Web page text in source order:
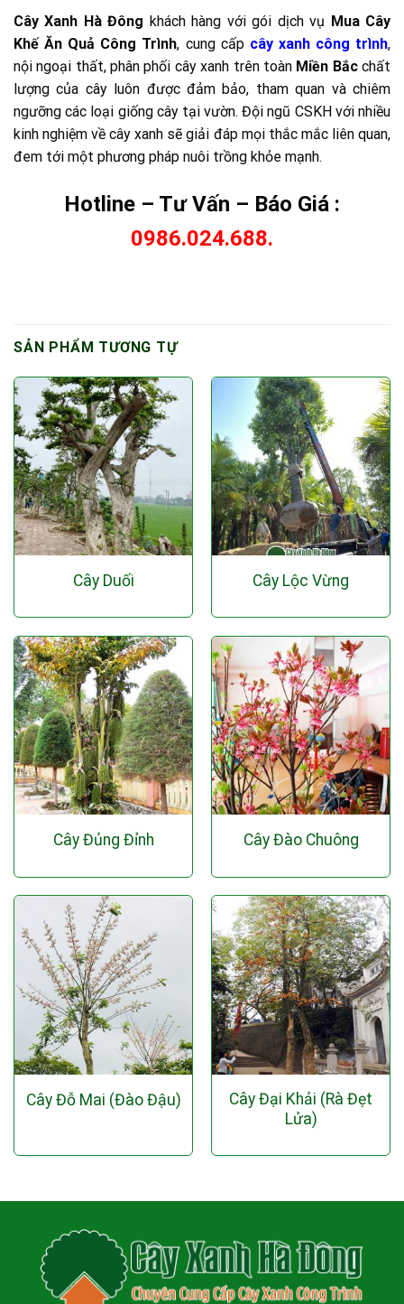
Cây Xanh Hà Đông khách hàng với gói dịch vụ Mua Cây
Khế Ăn Quả Công Trình, cung cấp cây xanh công trình,
nội ngoại thất, phân phối cây xanh trên toàn Miền Bắcchất
lượng của cây luôn được đảm bảo, tham quan và chiêm
ngưỡng các loại giống cây tại vườn. Đội ngũ CSKH với nhiều
kinh nghiệm về cây xanh sẽ giải đáp mọi thắc mắc liên quan,
đem tới một phương pháp nuôi trồng khỏe mạnh.
Hotline – Tư Vấn – Báo Giá :
0986.024.688.
SẢN PHẨM TƯƠNG TỰ
Cây Duối Cây Lộc Vừng
Cây Đủng Đỉnh Cây Đào Chuông
Cây Đỗ Mai (Đào Đậu)
Cây Đại Khải (Rà Đẹt
Lửa)